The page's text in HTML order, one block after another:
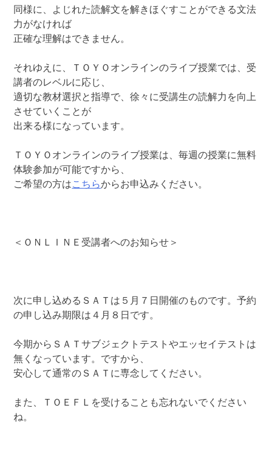
同様に、よじれた読解文を解きほぐすことができる文法
力がなければ
正確な理解はできません。
それゆえに、ＴＯＹＯオンラインのライブ授業では、受
講者のレベルに応じ、
適切な教材選択と指導で、徐々に受講生の読解力を向上
させていくことが
出来る様になっています。
ＴＯＹＯオンラインのライブ授業は、毎週の授業に無料
体験参加が可能ですから、
ご希望の方はこちらからお申込みください。
＜ＯＮＬＩＮＥ受講者へのお知らせ＞
次に申し込めるＳＡＴは５月７日開催のものです。予約
の申し込み期限は４月８日です。
今期からＳＡＴサブジェクトテストやエッセイテストは
無くなっています。ですから、
安心して通常のＳＡＴに専念してください。
また、ＴＯＥＦＬを受けることも忘れないでください
ね。